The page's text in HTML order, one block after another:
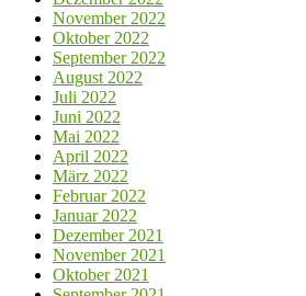
November 2022
Oktober 2022
September 2022
August 2022
Juli 2022
Juni 2022
Mai 2022
April 2022
März 2022
Februar 2022
Januar 2022
Dezember 2021
November 2021
Oktober 2021